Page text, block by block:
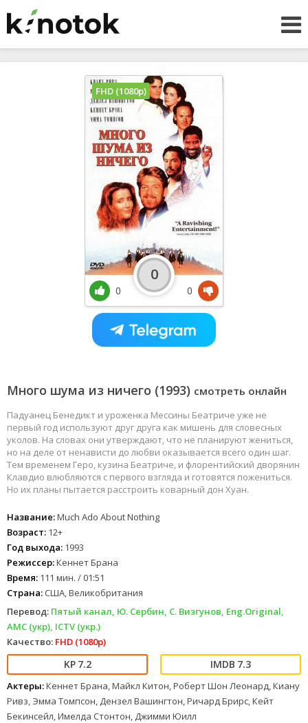
Много шума из ничего (1993) смотреть онлайн
Падуанец Бенедикт и уроженка Мессины Беатриче уже не
первый год используют друг друга как мишень для словесных
уколов. На словах они утверждают, что не планируют жениться,
но на деле от ненависти до любви оказывается всего один шаг.
Тем временем Геро, кузина Беатриче, и флорентийский дворянин
Клавдио влюбляются с первого взгляда и готовятся пожениться.
Но их планы пытается расстроить коварный дон Хуан.
Название:Much Ado About Nothing
Возраст: 12+
Год выхода: 1993
Режиссер:Кеннет Брана
Время: 111 мин. / 01:51
Страна: США, Великобритания
Перевод: Пятый канал, Ю. Сербин, C. Визгунов, Eng.Original,
AMC (укр), ICTV (укр.)
Качество: FHD (1080p)
7.2 7.3
Актеры:Кеннет Брана, Майкл Китон, Роберт Шон Леонард, Киану
Ривз, Эмма Томпсон, Дензел Вашингтон, Ричард Брирс, Кейт
Бекинсейл, Имелда Стонтон, Джимми Юилл
FHD (1080p)
0
0
0